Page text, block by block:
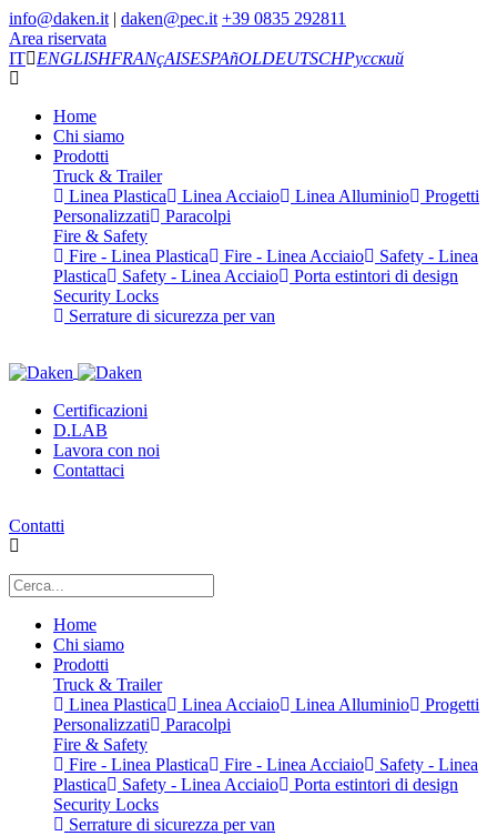
info@daken.it | daken@pec.it +39 0835 292811
Area riservata
IT
ENGLISHFRANçAISESPAñOLDEUTSCHРусский
Home
Chi siamo
Prodotti
Truck & Trailer
Linea Plastica
Linea Acciaio Linea Alluminio
Progetti
Personalizzati
Paracolpi
Fire & Safety
Fire - Linea Plastica
Fire - Linea Acciaio
Safety - Linea
Plastica
Safety - Linea Acciaio
Porta estintori di design
Security Locks
Serrature di sicurezza per van
Certificazioni
D.LAB
Lavora con noi
Contattaci
Contatti
Home
Chi siamo
Prodotti
Truck & Trailer
Linea Plastica
Linea Acciaio Linea Alluminio
Progetti
Personalizzati
Paracolpi
Fire & Safety
Fire - Linea Plastica
Fire - Linea Acciaio
Safety - Linea
Plastica
Safety - Linea Acciaio
Porta estintori di design
Security Locks
Serrature di sicurezza per van